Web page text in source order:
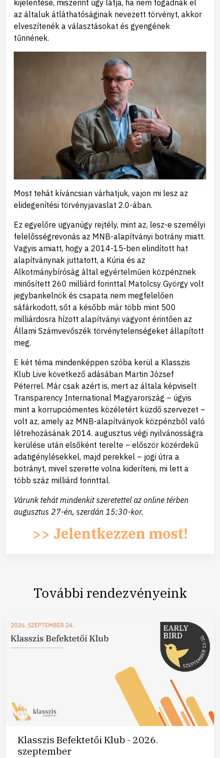
kijelentése, miszerint úgy látja, ha nem fogadnák el
az általuk átláthatóságinak nevezett törvényt, akkor
elveszítenék a választásokat és gyengének
tűnnének.
Most tehát kíváncsian várhatjuk, vajon mi lesz az
elidegenítési törvényjavaslat 2.0-ában.
Ez egyelőre ugyanúgy rejtély, mint az, lesz-e személyi
felelősségrevonás az MNB-alapítványi botrány miatt.
Vagyis amiatt, hogy a 2014-15-ben elindított hat
alapítványnak juttatott, a Kúria és az
Alkotmánybíróság által egyértelműen közpénznek
minősített 260 milliárd forinttal Matolcsy György volt
jegybankelnök és csapata nem megfelelően
sáfárkodott, sőt a később már több mint 500
milliárdosra hízott alapítványi vagyont érintően az
Állami Számvevőszék törvénytelenségeket állapított
meg.
E két téma mindenképpen szóba kerül a Klasszis
Klub Live következő adásában Martin József
Péterrel. Már csak azért is, mert az általa képviselt
Transparency International Magyarország – úgyis
mint a korrupciómentes közéletért küzdő szervezet –
volt az, amely az MNB-alapítványok közpénzből való
létrehozásának 2014. augusztus végi nyilvánosságra
kerülése után elsőként terelte – először közérdekű
adatigénylésekkel, majd perekkel – jogi útra a
botrányt, mivel szerette volna kideríteni, mi lett a
több száz milliárd forinttal.
Várunk tehát mindenkit szeretettel az online térben
augusztus 27-én, szerdán 15:30-kor.
>> Jelentkezzen most!
További rendezvényeink
Klasszis Befektetői Klub - 2026.
szeptember